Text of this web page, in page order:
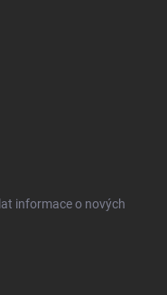
informace o nových